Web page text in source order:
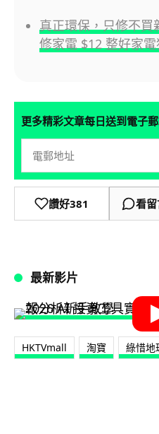
真正環保，只修不買
修家電 $12 整好家
更多精彩文章每日送到電子
讚好381 看
最新影片
HKTVmall 淘寶 綠惜地